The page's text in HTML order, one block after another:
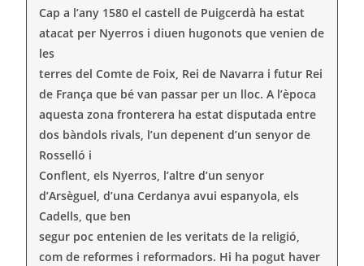
Cap a l’any 1580 el castell de Puigcerdà ha estat
atacat per Nyerros i diuen hugonots que venien de
les
terres del Comte de Foix, Rei de Navarra i futur Rei
de França que bé van passar per un lloc. A l’època
aquesta zona fronterera ha estat disputada entre
dos bàndols rivals, l’un depenent d’un senyor de
Rosselló i
Conflent, els Nyerros, l’altre d’un senyor
d’Arsèguel, d’una Cerdanya avui espanyola, els
Cadells, que ben
segur poc entenien de les veritats de la religió,
com de reformes i reformadors. Hi ha pogut haver